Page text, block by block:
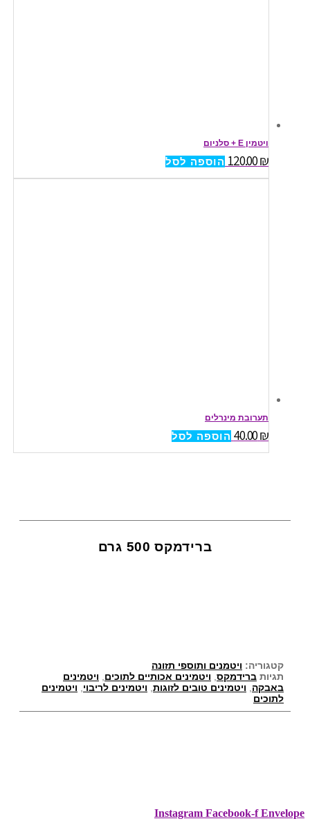
ויטמין E + סלניום
₪
120.00 הוספה לסל
תערובת מינרלים
₪
40.00 הוספה לסל
ברידמקס 500 גרם
קטגוריה: ויטמנים ותוספי תזונה
תגיות ברידמקס ויטמינים אכותיים לתוכים
ויטמינים
באבקה
ויטמינים טובים לזוגות ויטמינים לריבוי
ויטמינים
לתוכים
Instagram Facebook-f Envelope